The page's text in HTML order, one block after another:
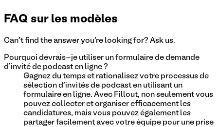
FAQ sur les modèles
Can't find the answer you're looking for? Ask us.
Pourquoi devrais-je utiliser un formulaire de demande
d'invité de podcast en ligne ?
Gagnez du temps et rationalisez votre processus de
sélection d'invités de podcast en utilisant un
formulaire en ligne. Avec Fillout, non seulement vous
pouvez collecter et organiser efficacement les
candidatures, mais vous pouvez également les
partager facilement avec votre équipe pour une prise